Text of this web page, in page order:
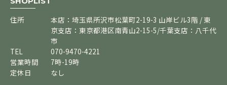
住所
本店：埼玉県所沢市松葉町2-19-3 山岸ビル3階 / 東
京支店：東京都港区南青山2-15-5/千葉支店：八千代
市
TEL
070-9470-4221
営業時間
7時-19時
定休日
なし